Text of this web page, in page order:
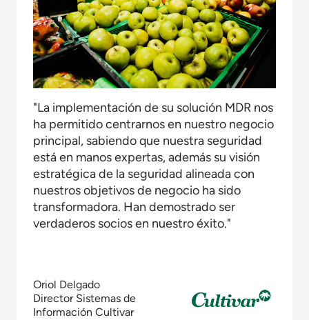
"La implementación de su solución MDR nos
ha permitido centrarnos en nuestro negocio
principal, sabiendo que nuestra seguridad
está en manos expertas, además su visión
estratégica de la seguridad alineada con
nuestros objetivos de negocio ha sido
transformadora. Han demostrado ser
verdaderos socios en nuestro éxito."
Oriol Delgado
Director Sistemas de
Información Cultivar